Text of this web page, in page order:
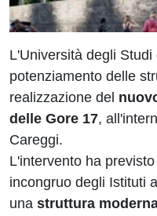
L'Università degli
potenziamento delle
realizzazione del
delle Gore 17,
Careggi.
L'intervento ha
incongruo degli Istituti
una struttura